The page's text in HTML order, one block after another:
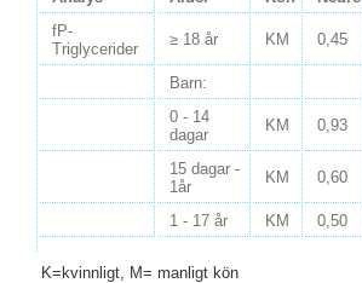
fP-
Triglycerider
≥ 18 år KM 0,45
Barn:
0 - 14
dagar
KM 0,93
15 dagar -
1år
KM 0,60
1 - 17 år KM 0,50
K=kvinnligt, M= manligt kön